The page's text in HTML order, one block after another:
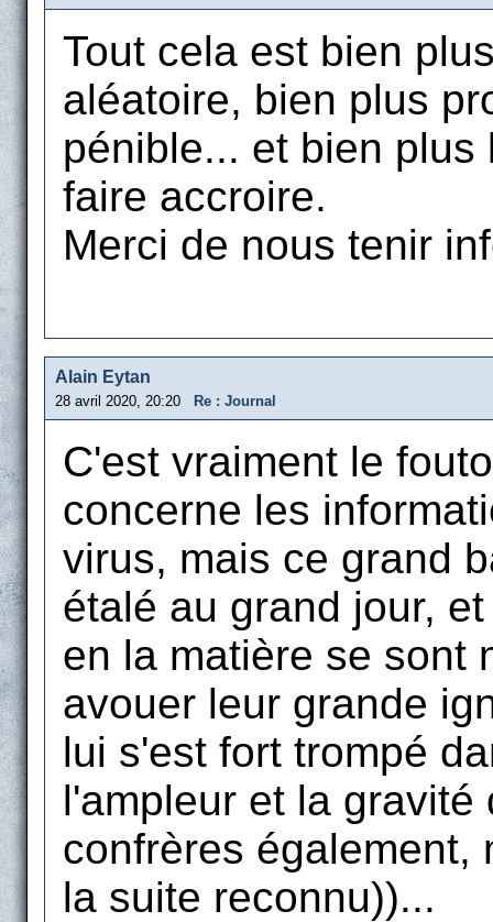
Tout cela est bien
aléatoire, bien plus
pénible... et bien
faire accroire.
Merci de nous tenir
Alain Eytan
28 avril 2020, 20:20 Re : Journal
C'est vraiment le
concerne les
virus, mais ce grand
étalé au grand jour,
en la matière se sont
avouer leur grande
lui s'est fort trompé
l'ampleur et la
confrères également,
la suite reconnu))...